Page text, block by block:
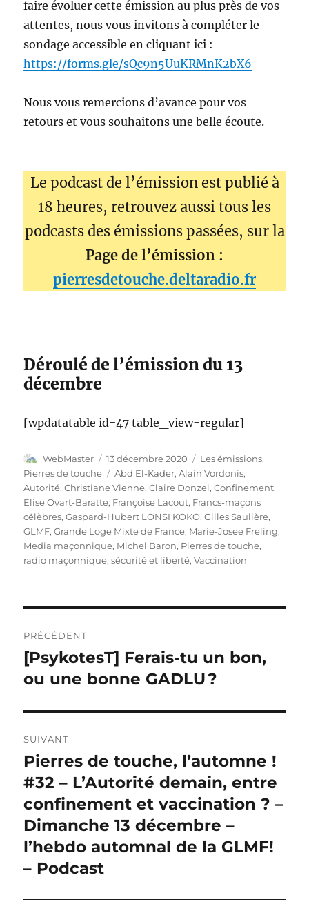
faire évoluer cette émission au plus près de vos
attentes, nous vous invitons à compléter le
sondage accessible en cliquant ici :
https://forms.gle/sQc9n5UuKRMnK2bX6
Nous vous remercions d’avance pour vos
retours et vous souhaitons une belle écoute.
Le podcast de l’émission est publié à
18 heures, retrouvez aussi tous les
podcasts des émissions passées, sur la
Page de l’émission :
pierresdetouche.deltaradio.fr
Déroulé de l’émission du 13
décembre
[wpdatatable id=47 table_view=regular]
Auteur
WebMaster
Publié
le
13 décembre 2020 Catégories
Les émissions,
Pierres de touche
Étiquettes
Abd El-Kader,Alain Vordonis,
Autorité,Christiane Vienne,Claire Donzel,Confinement,
Elise Ovart-Baratte, Françoise Lacout, Francs-maçons
célèbres,Gaspard-Hubert LONSI KOKO,Gilles Saulière,
GLMF,Grande Loge Mixte de France, Marie-Josee Freling,
Media maçonnique, Michel Baron, Pierres de touche,
radio maçonnique,sécurité et liberté,Vaccination
de
l’article
PRÉCÉDENT
Publication
précédente :
[PsykotesT] Ferais-tu un bon,
ou une bonne GADLU ?
SUIVANT
Publication
suivante :
Pierres de touche, l’automne !
#32 – L’Autorité demain, entre
confinement et vaccination ? –
Dimanche 13 décembre –
l’hebdo automnal de la GLMF!
– Podcast